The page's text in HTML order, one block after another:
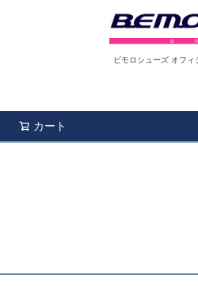
ビモロシューズ オフ
カート